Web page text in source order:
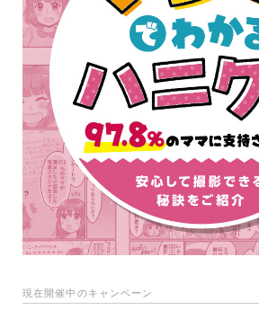
現在開催中のキャンペーン